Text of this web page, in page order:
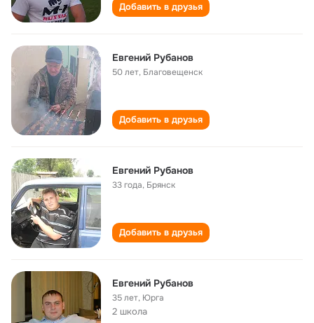
Добавить в друзья
Евгений Рубанов
50 лет, Благовещенск
Добавить в друзья
Евгений Рубанов
33 года, Брянск
Добавить в друзья
Евгений Рубанов
35 лет, Юрга
2 школа